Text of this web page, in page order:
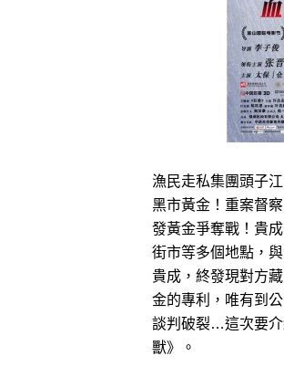
漁民走私集團頭子
黑市黃金！重案督
發黃金爭奪戰！貴
街市等多個地點，
貴成，終發現對方
金的專利，唯有到
談判破裂…這次要介
獸》。